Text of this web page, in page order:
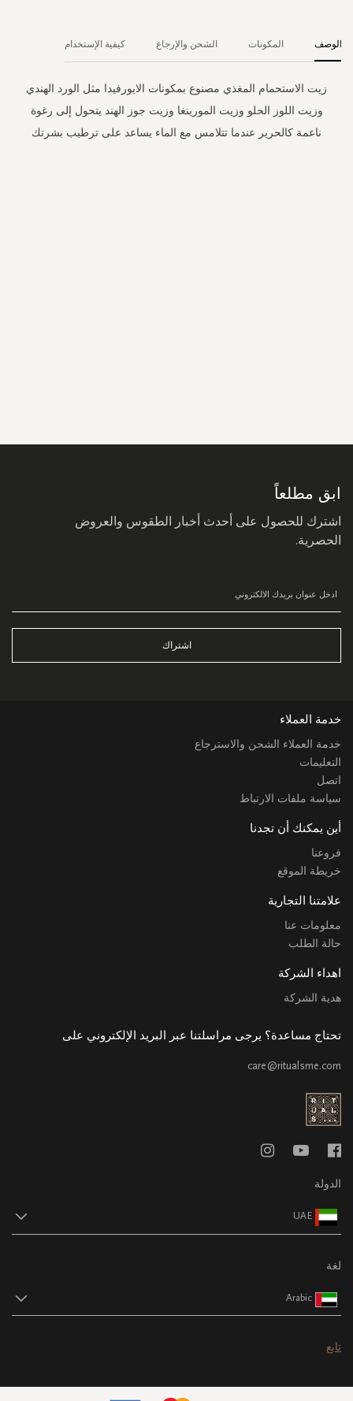
الوصف
زيت الاستحمام المغذي مصنوع بمكونات الايورفيدا مثل الورد الهندي
وزيت اللوز الحلو وزيت المورينغا وزيت جوز الهند يتحول إلى رغوة
ناعمة كالحرير عندما تتلامس مع الماء يساعد على ترطيب بشرتك
المكونات الشحن والإرجاع كيفية الإستخدام
ابق مطلعاً
اشترك للحصول على أحدث أخبار الطقوس والعروض
الحصرية.
اشتراك
خدمة العملاء
خدمة العملاء الشحن والاسترجاع
التعليمات
اتصل
سياسة ملفات الارتباط
أين يمكنك أن تجدنا
فروعنا
خريطة الموقع
علامتنا التجارية
معلومات عنا
حالة الطلب
اهداء الشركة
هدية الشركة
تحتاج مساعدة؟ يرجى مراسلتنا عبر البريد الإلكتروني على
care@ritualsme.com
الدولة
UAE
لغة
Arabic
تابع